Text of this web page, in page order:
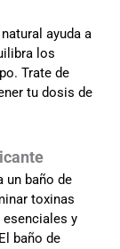
ayuda a
los
Trate de
tu dosis de
un baño de
toxinas
y
baño de